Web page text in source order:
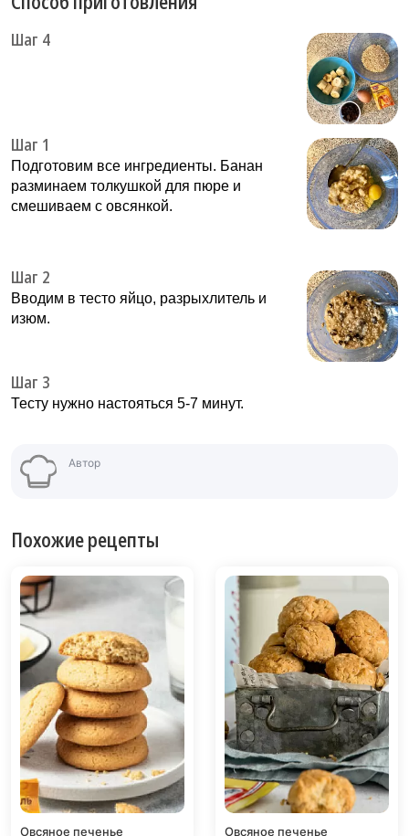
Шаг 4
Шаг 1
Подготовим все ингредиенты. Банан
разминаем толкушкой для пюре и
смешиваем с овсянкой.
Шаг 2
Вводим в тесто яйцо, разрыхлитель и
изюм.
Шаг 3
Тесту нужно настояться 5-7 минут.
Автор
Похожие рецепты
Овсяное печенье Овсяное печенье